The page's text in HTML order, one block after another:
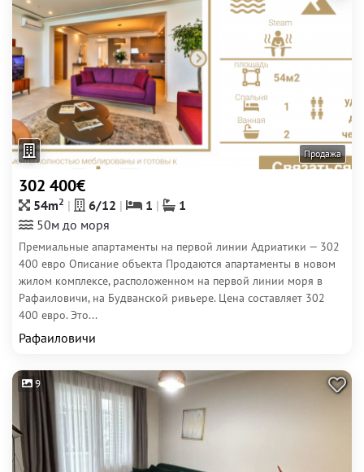
Продажа
302 400€
54m2 6/12 1
1
50м до моря
Премиальные апартаменты на первой линии Адриатики — 302
400 евро Описание объекта Продаются апартаменты в новом
жилом комплексе, расположенном на первой линии моря в
Рафаиловичи, на Будванской ривьере. Цена составляет 302
400 евро. Это...
Рафаиловичи
9